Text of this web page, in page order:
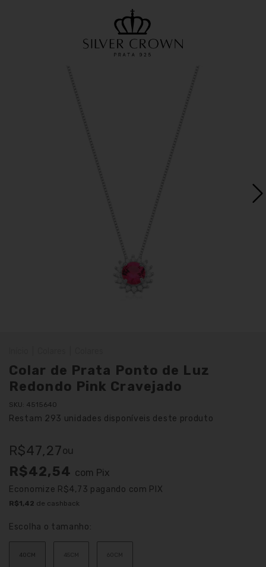
Colar de Prata Ponto de Luz
Redondo Pink Cravejado
SKU: 4515640
Restam 293 unidades disponíveis deste produto
R$47,27ou
R$42,54 com Pix
Economize R$4,73 pagando com PIX
R$1,42 de cashback
Escolha o tamanho:
40CM 45CM 60CM